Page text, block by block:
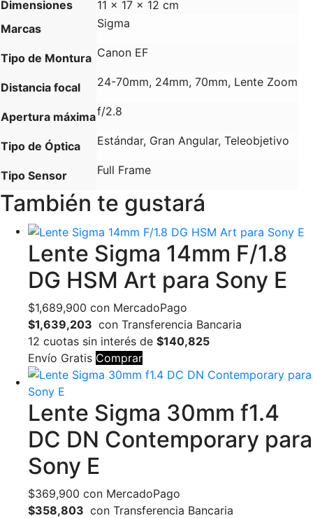
Dimensiones
11 × 17 × 12 cm
Marcas
Sigma
Tipo de Montura Canon EF
Distancia focal 24-70mm, 24mm, 70mm, Lente Zoom
Apertura máximaf/2.8
Tipo de Óptica Estándar, Gran Angular, Teleobjetivo
Tipo Sensor Full Frame
También te gustará
Lente Sigma 14mm F/1.8
DG HSM Art para Sony E
$1,689,900 con MercadoPago
$1,639,203 con Transferencia Bancaria
12 cuotas sin interés de $140,825
Envío Gratis Comprar
Lente Sigma 30mm f1.4
DC DN Contemporary para
Sony E
$369,900 con MercadoPago
$358,803 con Transferencia Bancaria